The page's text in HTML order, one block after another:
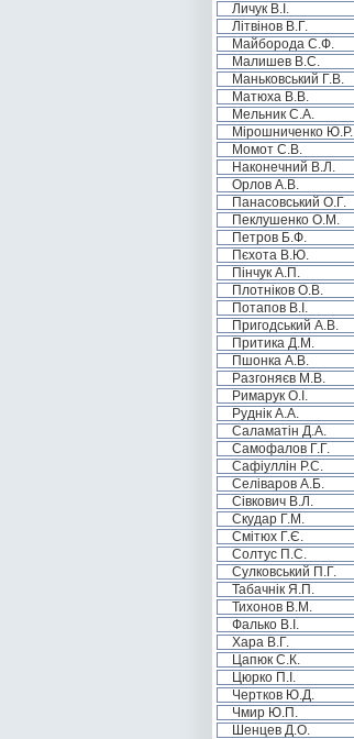
Личук В.І.
Літвінов В.Г.
Майборода С.Ф.
Малишев В.С.
Маньковський Г.В.
Матюха В.В.
Мельник С.А.
Мірошниченко Ю.Р.
Момот С.В.
Наконечний В.Л.
Орлов А.В.
Панасовський О.Г.
Пеклушенко О.М.
Петров Б.Ф.
Пєхота В.Ю.
Пінчук А.П.
Плотніков О.В.
Потапов В.І.
Пригодський А.В.
Притика Д.М.
Пшонка А.В.
Разгоняєв М.В.
Римарук О.І.
Руднік А.А.
Саламатін Д.А.
Самофалов Г.Г.
Сафіуллін Р.С.
Селіваров А.Б.
Сівкович В.Л.
Скудар Г.М.
Смітюх Г.Є.
Солтус П.С.
Сулковський П.Г.
Табачнік Я.П.
Тихонов В.М.
Фалько В.І.
Хара В.Г.
Цапюк С.К.
Цюрко П.І.
Чертков Ю.Д.
Чмир Ю.П.
Шенцев Д.О.